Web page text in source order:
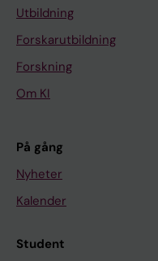
Utbildning
Forskarutbildning
Forskning
Om KI
På gång
Nyheter
Kalender
Student